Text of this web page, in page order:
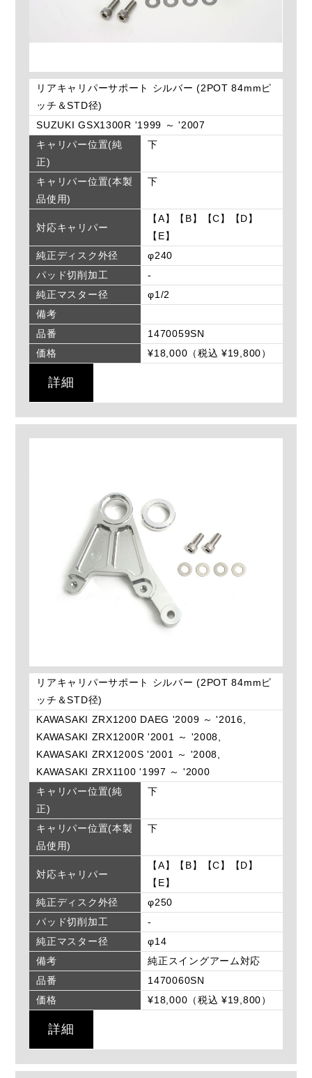
リアキャリパーサポート シルバー (2POT 84mmピ
ッチ＆STD径)
SUZUKI GSX1300R '1999 ～ '2007
キャリパー位置(純
正)
下
キャリパー位置(本製
品使用)
下
対応キャリパー
【A】【B】【C】【D】
【E】
純正ディスク外径
φ240
パッド切削加工
-
純正マスター径
φ1/2
備考
品番
1470059SN
価格
¥18,000（税込 ¥19,800）
詳細
リアキャリパーサポート シルバー (2POT 84mmピ
ッチ＆STD径)
KAWASAKI ZRX1200 DAEG '2009 ～ '2016,
KAWASAKI ZRX1200R '2001 ～ '2008,
KAWASAKI ZRX1200S '2001 ～ '2008,
KAWASAKI ZRX1100 '1997 ～ '2000
キャリパー位置(純
正)
下
キャリパー位置(本製
品使用)
下
対応キャリパー
【A】【B】【C】【D】
【E】
純正ディスク外径
φ250
パッド切削加工
-
純正マスター径
φ14
備考
純正スイングアーム対応
品番
1470060SN
価格
¥18,000（税込 ¥19,800）
詳細